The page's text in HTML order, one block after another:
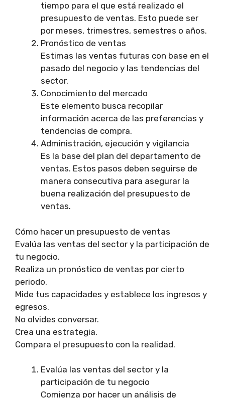
tiempo para el que está realizado el
presupuesto de ventas. Esto puede ser
por meses, trimestres, semestres o años.
Pronóstico de ventas
Estimas las ventas futuras con base en el
pasado del negocio y las tendencias del
sector.
Conocimiento del mercado
Este elemento busca recopilar
información acerca de las preferencias y
tendencias de compra.
Administración, ejecución y vigilancia
Es la base del plan del departamento de
ventas. Estos pasos deben seguirse de
manera consecutiva para asegurar la
buena realización del presupuesto de
ventas.
Cómo hacer un presupuesto de ventas
Evalúa las ventas del sector y la participación de
tu negocio.
Realiza un pronóstico de ventas por cierto
periodo.
Mide tus capacidades y establece los ingresos y
egresos.
No olvides conversar.
Crea una estrategia.
Compara el presupuesto con la realidad.
Evalúa las ventas del sector y la
participación de tu negocio
Comienza por hacer un análisis de